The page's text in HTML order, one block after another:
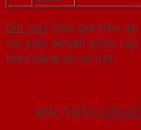
Ghi chú: Đơn giá trên áp
các kiểu Model phức
theo bảng vẽ chi tiết.
XEM THÊM: CỬA